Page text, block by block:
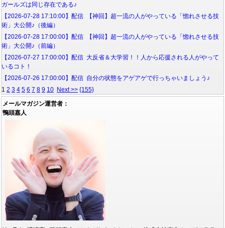
ガールズは同じ存在である♪
【2026-07-28 17:10:00】配信 【神回】超一流の人がやっている「惚れさせる技
術」大公開♪（後編）
【2026-07-28 17:00:00】配信 【神回】超一流の人がやっている「惚れさせる技
術」大公開♪（前編）
【2026-07-27 17:00:00】配信 大反省＆大学習！！人から応援される人がやって
いるコト！
【2026-07-26 17:00:00】配信 自分の状態をアゲアゲで行っちゃいましょう♪
1 2 3 4 5 6 7 8 9 10 Next >> {155}
メールマガジン運営者：
鴨頭嘉人